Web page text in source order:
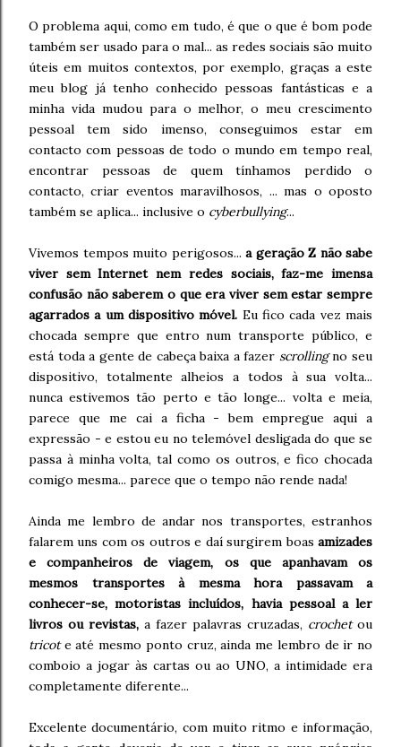
O problema aqui, como em tudo, é que o que é bom pode
também ser usado para o mal... as redes sociais são muito
úteis em muitos contextos, por exemplo, graças a este
meu blog já tenho conhecido pessoas fantásticas e a
minha vida mudou para o melhor, o meu crescimento
pessoal tem sido imenso, conseguimos estar em
contacto com pessoas de todo o mundo em tempo real,
encontrar pessoas de quem tínhamos perdido o
contacto, criar eventos maravilhosos, ... mas o oposto
também se aplica... inclusive o cyberbullying...
Vivemos tempos muito perigosos... a geração Z não sabe
viver sem Internet nem redes sociais, faz-me imensa
confusão não saberem o que era viver sem estar sempre
agarrados a um dispositivo móvel. Eu fico cada vez mais
chocada sempre que entro num transporte público, e
está toda a gente de cabeça baixa a fazer scrollingno seu
dispositivo, totalmente alheios a todos à sua volta...
nunca estivemos tão perto e tão longe... volta e meia,
parece que me cai a ficha - bem empregue aqui a
expressão - e estou eu no telemóvel desligada do que se
passa à minha volta, tal como os outros, e fico chocada
comigo mesma... parece que o tempo não rende nada!
Ainda me lembro de andar nos transportes, estranhos
falarem uns com os outros e daí surgirem boas amizades
e companheiros de viagem, os que apanhavam os
mesmos transportes à mesma hora passavam a
conhecer-se, motoristas incluídos, havia pessoal a ler
livros ou revistas, a fazer palavras cruzadas, crochetou
tricote até mesmo ponto cruz, ainda me lembro de ir no
comboio a jogar às cartas ou ao UNO, a intimidade era
completamente diferente...
Excelente documentário, com muito ritmo e informação,